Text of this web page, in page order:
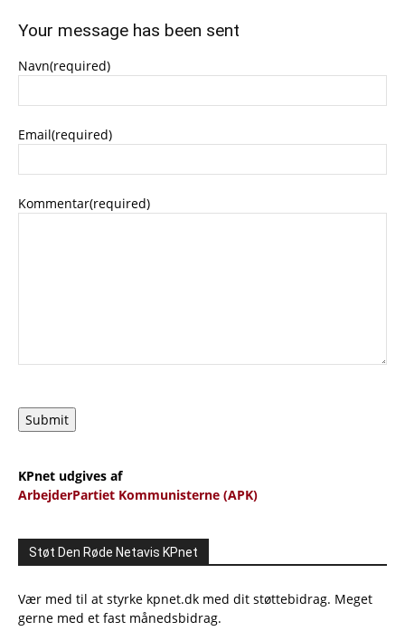
Your message has been sent
Navn(required)
Email(required)
Kommentar(required)
Submit
KPnet udgives af
ArbejderPartiet Kommunisterne (APK)
Støt Den Røde Netavis KPnet
Vær med til at styrke kpnet.dk med dit støttebidrag. Meget
gerne med et fast månedsbidrag.